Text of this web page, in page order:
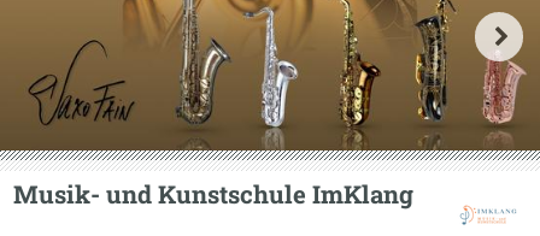
Musik- und Kunstschule ImKlang